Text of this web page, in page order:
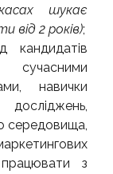
шукає
від 2 років);
кандидатів
навички
середовища,
з